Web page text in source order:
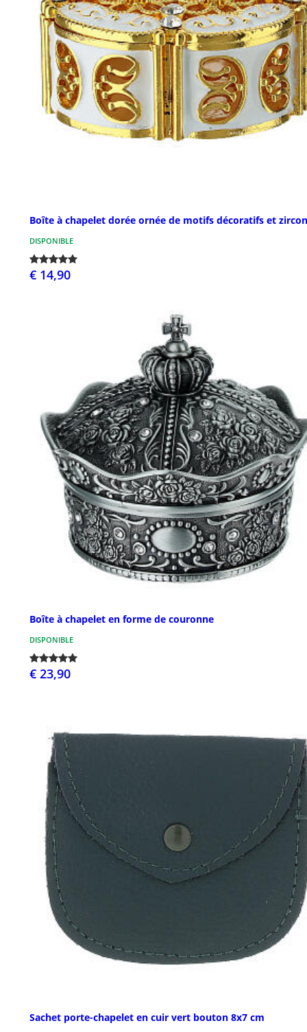
Boîte à chapelet dorée ornée de motifs décoratifs et
DISPONIBLE
€ 14,90
Boîte à chapelet en forme de couronne
DISPONIBLE
€ 23,90
Sachet porte-chapelet en cuir vert bouton 8x7 cm